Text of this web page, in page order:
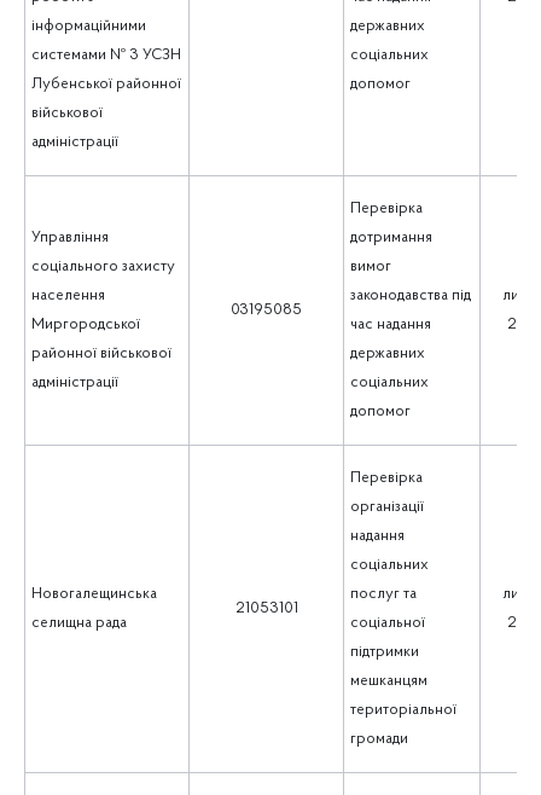
інформаційними
системами № 3 УСЗН
Лубенської районної
військової
адміністрації
державних
соціальних
допомог
Управління
соціального захисту
населення
Миргородської
районної військової
адміністрації
03195085
Перевірка
дотримання
вимог
законодавства під
час надання
державних
соціальних
допомог
Новогалещинська
селищна рада
21053101
Перевірка
організації
надання
соціальних
послуг та
соціальної
підтримки
мешканцям
територіальної
громади